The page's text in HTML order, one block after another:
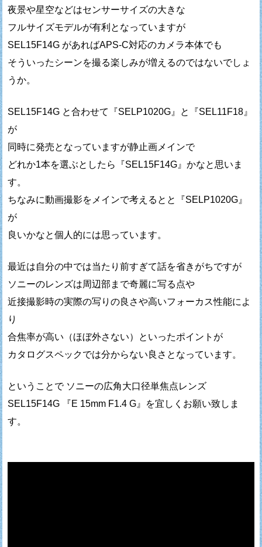
夜景や星空などはセンサーサイズの大きな
フルサイズモデルが有利となっていますが
SEL15F14G があればAPS-C対応のカメラ本体でも
そういったシーンを撮る楽しみが増えるのではないでしょ
うか。
SEL15F14G と合わせて『SELP1020G』と『SEL11F18』
が
同時に発売となっていますが静止画メインで
どれか1本を選ぶとしたら『SEL15F14G』かなと思いま
す。
ちなみに動画撮影をメインで考えるとと『SELP1020G』
が
良いかなと個人的には思っています。
最近は自分の中では当たり前すぎて話を省きがちですが
ソニーのレンズは周辺部まで奇麗に写る点や
近接撮影時の実際の写りの良さや高いフォーカス性能によ
り
合焦率が高い（ほぼ外さない）といったポイントが
カタログスペックでは分からない良さとなっています。
ということで ソニーの広角大口径単焦点レンズ
SEL15F14G 『E 15mm F1.4 G』を宜しくお願い致しま
す。